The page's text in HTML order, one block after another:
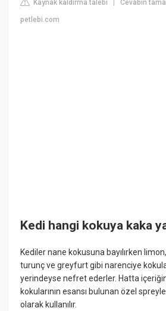
Kaynak kaldırma talebi |Cevabın
petlebi.com
Kedi hangi kokuya kaka
Kediler nane kokusuna bayılırken
turunç ve greyfurt gibi narenciye
yerindeyse nefret ederler. Hatta
kokularının esansı bulunan özel
olarak kullanılır.